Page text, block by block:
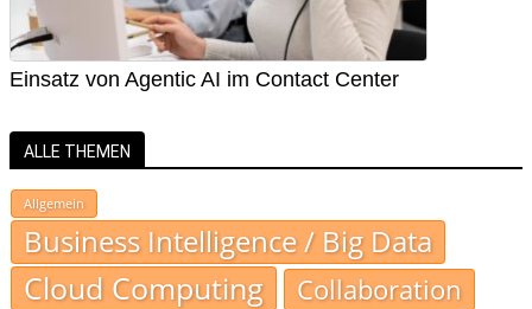
Einsatz von Agentic AI im Contact Center
ALLE THEMEN
Allgemein
Business Intelligence / Big Data
Cloud Computing Collaboration